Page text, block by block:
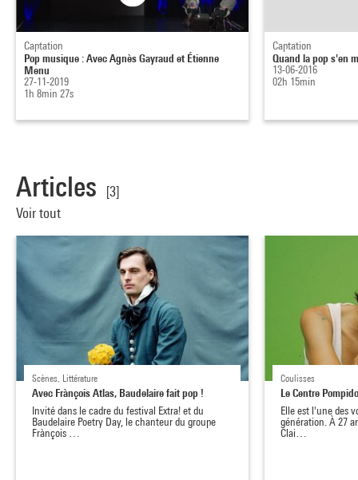
Captation
Pop musique : Avec Agnès Gayraud et Étienne
Menu
27-11-2019
1h 8min 27s
Captation
Quand la pop s'en
13-06-2016
02h 15min
Articles
[3]
Voir tout
Scènes, Littérature
Avec Frànçois Atlas, Baudelaire fait pop !
Invité dans le cadre du festival Extra! et du
Baudelaire Poetry Day, le chanteur du groupe
Frànçois …
Coulisses
Le Centre
Elle est l'une des
génération. À 27
Clai…